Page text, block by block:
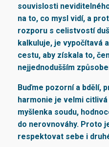
souvislosti
na to, co mysl vidí, a
rozporu s celistvostí
kalkuluje, je vypočítavá
cestu, aby získala to,
nejjednodušším
Buďme pozorní a bdělí,
harmonie je velmi
myšlenka soudu,
do nerovnováhy. Proto
respektovat sebe i